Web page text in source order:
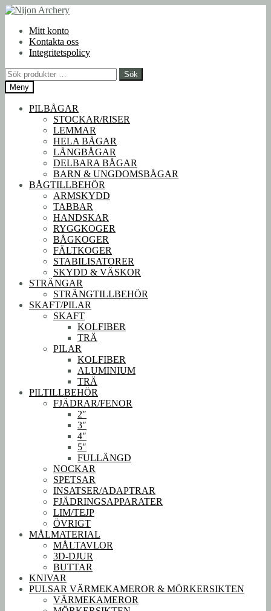
Hoppa
navigering
Hoppa
innehållMitt konto
Kontakta oss
Integritetspolicy
Sök
efter:
Sök
Meny
PILBÅGAR
STOCKAR/RISER
LEMMAR
HELA BÅGAR
LÅNGBÅGAR
DELBARA BÅGAR
BARN & UNGDOMSBÅGAR
BÅGTILLBEHÖR
ARMSKYDD
TABBAR
HANDSKAR
RYGGKOGER
BÅGKOGER
FÄLTKOGER
STABILISATORER
SKYDD & VÄSKOR
STRÄNGAR
STRÄNGTILLBEHÖR
SKAFT/PILAR
SKAFT
KOLFIBER
TRÄ
PILAR
KOLFIBER
ALUMINIUM
TRÄ
PILTILLBEHÖR
FJÄDRAR/FENOR
2″
3″
4″
5″
FULLÄNGD
NOCKAR
SPETSAR
INSATSER/ADAPTRAR
FJÄDRINGSAPPARATER
LIM/TEJP
ÖVRIGT
MÅLMATERIAL
MÅLTAVLOR
3D-DJUR
BUTTAR
KNIVAR
PULSAR VÄRMEKAMEROR & MÖRKERSIKTEN
VÄRMEKAMEROR